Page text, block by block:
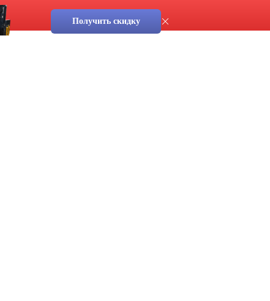
Получить скидку